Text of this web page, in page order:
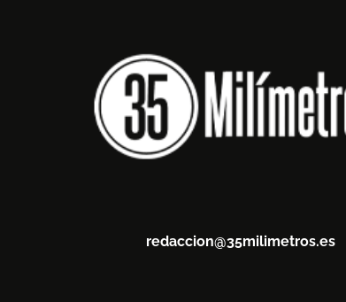
redaccion@35milimetros.es